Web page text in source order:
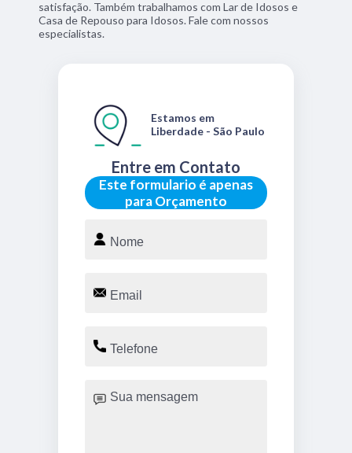
satisfação. Também trabalhamos com Lar de Idosos e
Casa de Repouso para Idosos. Fale com nossos
especialistas.
Este formulario é apenas
para Orçamento
Entre em Contato
Estamos em
Liberdade - São Paulo